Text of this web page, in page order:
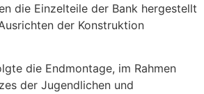
die Einzelteile der Bank hergestellt
der Konstruktion
die Endmontage, im Rahmen
der Jugendlichen und